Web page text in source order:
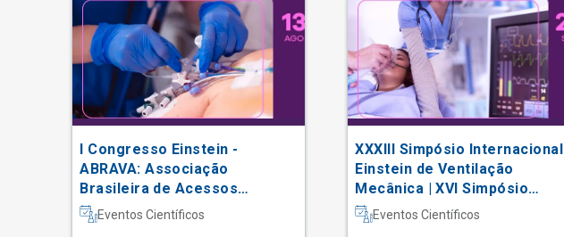
I Congresso Einstein -
ABRAVA: Associação
Brasileira de Acessos
Vasculares
Eventos Científicos
XXXIII Simpósio Internacional
Einstein de Ventilação
Mecânica | XVI Simpósio
Internacional Einstein de
Fisioterapia em Terapia
Eventos Científicos